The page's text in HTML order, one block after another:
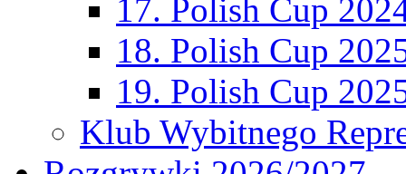
17. Polish Cup
18. Polish Cup
19. Polish Cup
Klub Wybitnego